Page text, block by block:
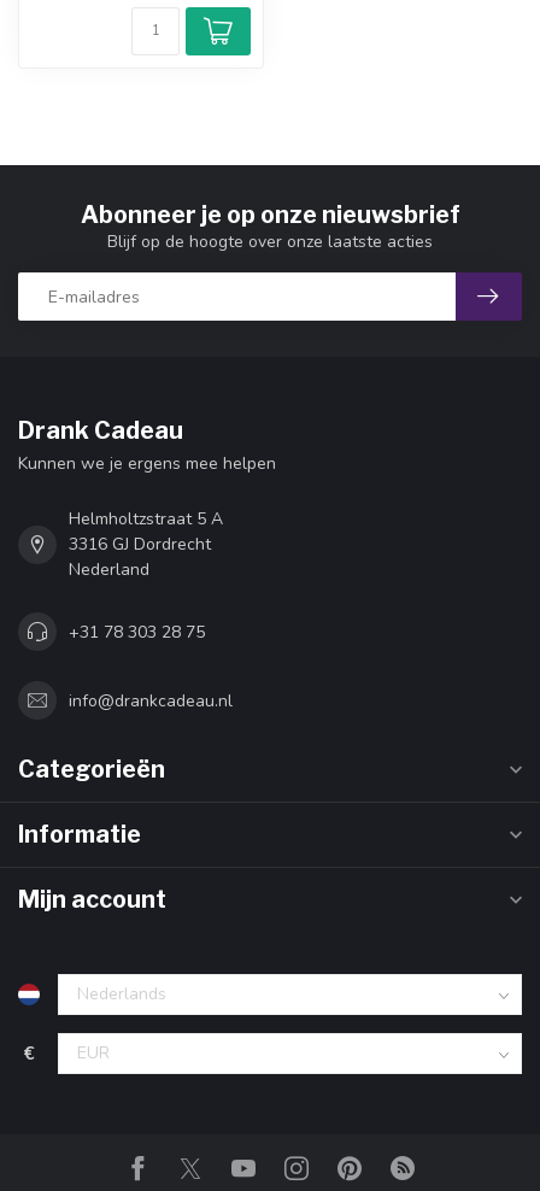
Abonneer je op onze nieuwsbrief
Blijf op de hoogte over onze laatste acties
Drank Cadeau
Kunnen we je ergens mee helpen
Helmholtzstraat 5 A
3316 GJ Dordrecht
Nederland
+31 78 303 28 75
info@drankcadeau.nl
Categorieën
Informatie
Mijn account
€